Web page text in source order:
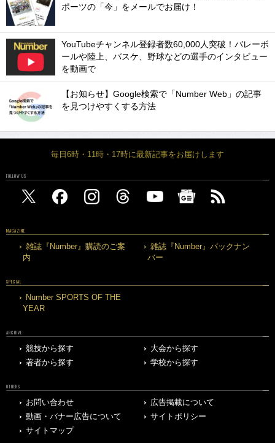
ポーツの「今」をメールでお届け！
YouTubeチャンネル登録者数60,000人突破！バレーボ
ールや陸上、バスケ、野球などの選手のインタビュー
を動画で
【お知らせ】Google検索で「Number Web」の記事
を見つけやすくする方法
毎日6時・11時・17時に最新記事をお届けします
FOLLOW US
MAGAZINE
雑誌『Number』購読のご案
内
雑誌『Number』バックナン
バー
SPECIAL
Number SPORTS OF THE
YEAR
ARCHIVE
競技から探す
大会から探す
著者から探す
学校から探す
OTHERS
お問い合わせ
広告掲載について
動画・バナー広告について
サイトポリシー
サイトマップ